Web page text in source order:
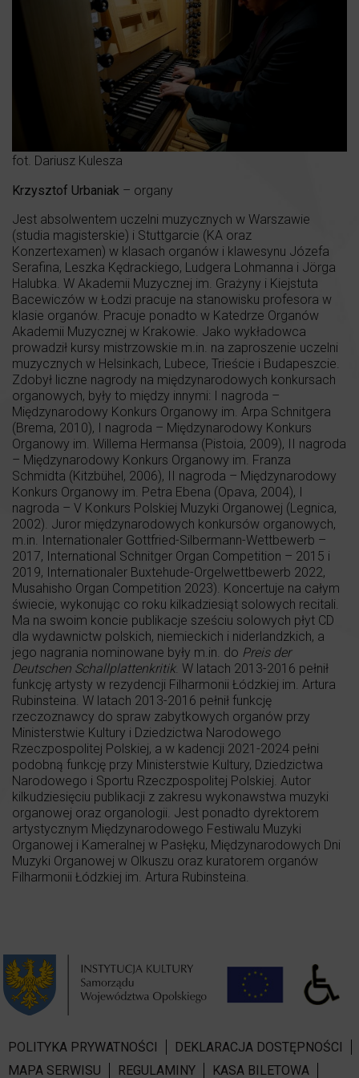
fot. Dariusz Kulesza
Krzysztof Urbaniak – organy
Jest absolwentem uczelni muzycznych w Warszawie
(studia magisterskie) i Stuttgarcie (KA oraz
Konzertexamen) w klasach organów i klawesynu Józefa
Serafina, Leszka Kędrackiego, Ludgera Lohmanna i Jörga
Halubka. W Akademii Muzycznej im. Grażyny i Kiejstuta
Bacewiczów w Łodzi pracuje na stanowisku profesora w
klasie organów. Pracuje ponadto w Katedrze Organów
Akademii Muzycznej w Krakowie. Jako wykładowca
prowadził kursy mistrzowskie m.in. na zaproszenie uczelni
muzycznych w Helsinkach, Lubece, Trieście i Budapeszcie.
Zdobył liczne nagrody na międzynarodowych konkursach
organowych, były to między innymi: I nagroda –
Międzynarodowy Konkurs Organowy im. Arpa Schnitgera
(Brema, 2010), I nagroda – Międzynarodowy Konkurs
Organowy im. Willema Hermansa (Pistoia, 2009), II nagroda
– Międzynarodowy Konkurs Organowy im. Franza
Schmidta (Kitzbühel, 2006), II nagroda – Międzynarodowy
Konkurs Organowy im. Petra Ebena (Opava, 2004), I
nagroda – V Konkurs Polskiej Muzyki Organowej (Legnica,
2002). Juror międzynarodowych konkursów organowych,
m.in. Internationaler Gottfried-Silbermann-Wettbewerb –
2017, International Schnitger Organ Competition – 2015 i
2019, Internationaler Buxtehude-Orgelwettbewerb 2022,
Musahisho Organ Competition 2023). Koncertuje na całym
świecie, wykonując co roku kilkadziesiąt solowych recitali.
Ma na swoim koncie publikacje sześciu solowych płyt CD
dla wydawnictw polskich, niemieckich i niderlandzkich, a
jego nagrania nominowane były m.in. do Preis der
Deutschen Schallplattenkritik. W latach 2013-2016 pełnił
funkcję artysty w rezydencji Filharmonii Łódzkiej im. Artura
Rubinsteina. W latach 2013-2016 pełnił funkcję
rzeczoznawcy do spraw zabytkowych organów przy
Ministerstwie Kultury i Dziedzictwa Narodowego
Rzeczpospolitej Polskiej, a w kadencji 2021-2024 pełni
podobną funkcję przy Ministerstwie Kultury, Dziedzictwa
Narodowego i Sportu Rzeczpospolitej Polskiej. Autor
kilkudziesięciu publikacji z zakresu wykonawstwa muzyki
organowej oraz organologii. Jest ponadto dyrektorem
artystycznym Międzynarodowego Festiwalu Muzyki
Organowej i Kameralnej w Pasłęku, Międzynarodowych Dni
Muzyki Organowej w Olkuszu oraz kuratorem organów
Filharmonii Łódzkiej im. Artura Rubinsteina.
POLITYKA PRYWATNOŚCI
DEKLARACJA DOSTĘPNOŚCI
MAPA SERWISU
REGULAMINY KASA BILETOWA